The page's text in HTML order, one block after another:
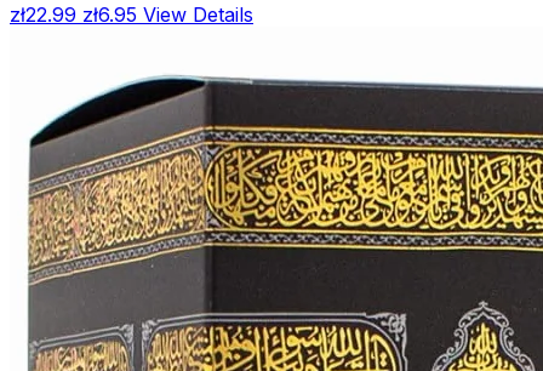
zł22.99 zł6.95 View Details